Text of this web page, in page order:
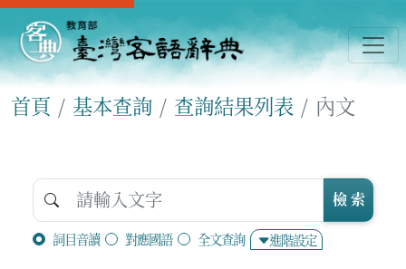
首頁 基本查詢 查詢結果列表 內文
詞目音讀 對應國語 全文查詢 進階設定
檢 索